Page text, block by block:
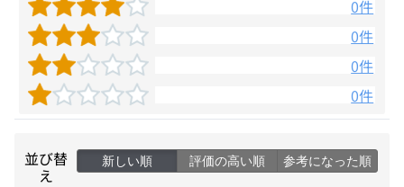
0件
0件
0件
0件
並び替
え
新しい順 評価の高い順 参考になった順